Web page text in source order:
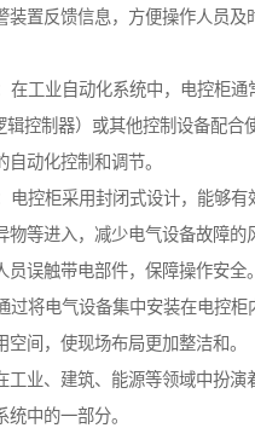
装置反馈信息，方便操作人员及
在工业自动化系统中，电控柜通
控制器）或其他控制设备配合
自动化控制和调节。
电控柜采用封闭式设计，能够有
物等进入，减少电气设备故障的
员误触带电部件，保障操作安全。
过将电气设备集中安装在电控柜
空间，使现场布局更加整洁和。
工业、建筑、能源等领域中扮演
中的一部分。